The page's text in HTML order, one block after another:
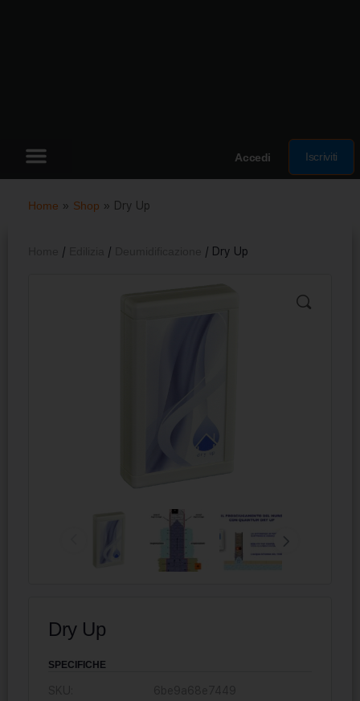
Accedi Iscriviti
Home » Shop » Dry Up
/ / / Dry Up
Dry Up
SPECIFICHE